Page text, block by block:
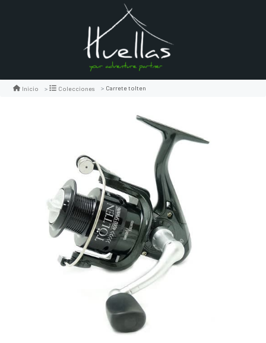
Inicio Colecciones Carrete tolten